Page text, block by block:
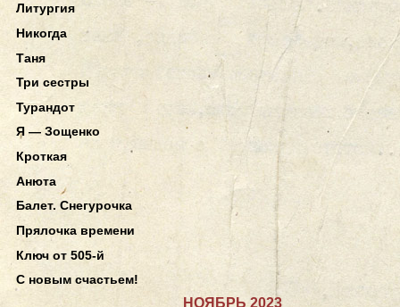
Литургия
Никогда
Таня
Три сестры
Турандот
Я — Зощенко
Кроткая
Анюта
Балет. Снегурочка
Прялочка времени
Ключ от 505-й
С новым счастьем!
НОЯБРЬ 2023